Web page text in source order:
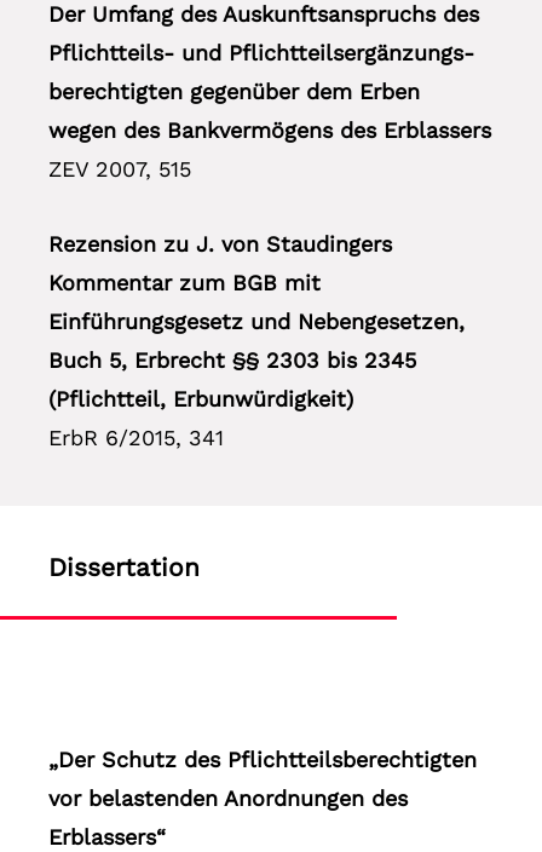
Der Umfang des Auskunftsanspruchs des
Pflichtteils- und Pflichtteilsergänzungs­
berechtigten gegenüber dem Erben
wegen des Bankvermögens des Erblassers
ZEV 2007, 515
Rezension zu J. von Staudingers
Kommentar zum BGB mit
Einführungsgesetz und Nebengesetzen,
Buch 5, Erbrecht §§ 2303 bis 2345
(Pflichtteil, Erbunwürdigkeit)
ErbR 6/2015, 341
Dissertation
„Der Schutz des Pflichtteilsberechtigten
vor belastenden Anordnungen des
Erblassers“